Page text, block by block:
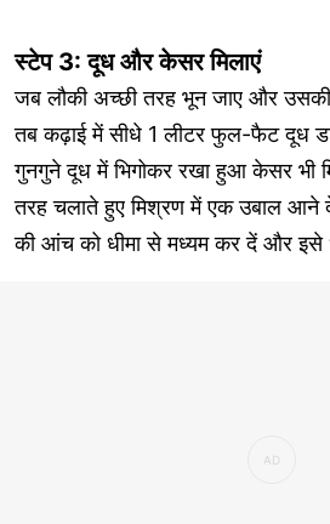
स्टेप 3: दूध और केसर मिलाएं
जब लौकी अच्छी तरह भून जाए और
तब कढ़ाई में सीधे 1 लीटर फुल-फैट दूध
गुनगुने दूध में भिगोकर रखा हुआ केसर भी
तरह चलाते हुए मिश्रण में एक उबाल
की आंच को धीमा से मध्यम कर दें और इसे